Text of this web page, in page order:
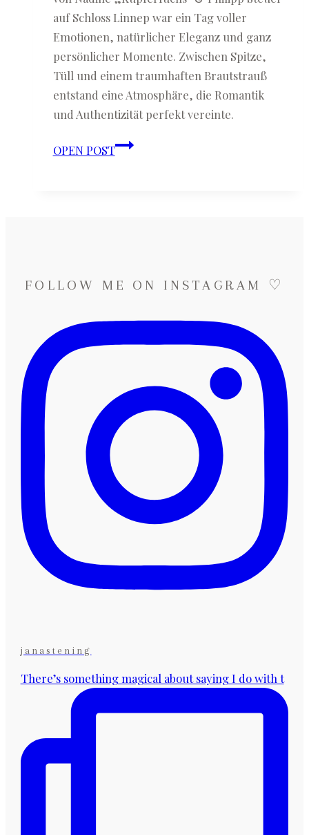
auf Schloss Linnep war ein Tag voller
Emotionen, natürlicher Eleganz und ganz
persönlicher Momente. Zwischen Spitze,
Tüll und einem traumhaften Brautstrauß
entstand eine Atmosphäre, die Romantik
und Authentizität perfekt vereinte.
OPEN POSTNadine
auf
Linnep
FOLLOW ME ON INSTAGRAM ♡
janastening
There’s something magical about saying I do with t